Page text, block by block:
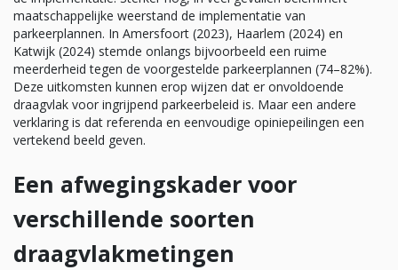
maatschappelijke weerstand de implementatie van
parkeerplannen. In Amersfoort (2023), Haarlem (2024) en
Katwijk (2024) stemde onlangs bijvoorbeeld een ruime
meerderheid tegen de voorgestelde parkeerplannen (74–82%).
Deze uitkomsten kunnen erop wijzen dat er onvoldoende
draagvlak voor ingrijpend parkeerbeleid is. Maar een andere
verklaring is dat referenda en eenvoudige opiniepeilingen een
vertekend beeld geven.
Een afwegingskader voor
verschillende soorten
draagvlakmetingen